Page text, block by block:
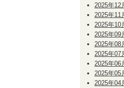
2025年12
2025年11
2025年10
2025年09
2025年08
2025年07
2025年06
2025年05
2025年04